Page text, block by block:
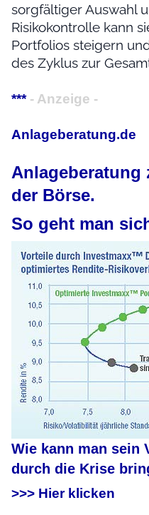
sorgfältiger Auswahl
Risikokontrolle kann
Portfolios steigern
des Zyklus zur
*** - Anzeige -
Anlageberatung.de
Anlageberatung
der Börse.
So geht man
Wie kann man sein
durch die Krise
>>> Hier klicken